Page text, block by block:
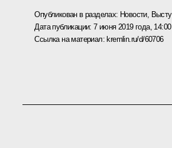
Опубликован в разделах: Новости,
Дата публикации:7 июня 2019 года, 14:00
Ссылка на материал: kremlin.ru/d/60706